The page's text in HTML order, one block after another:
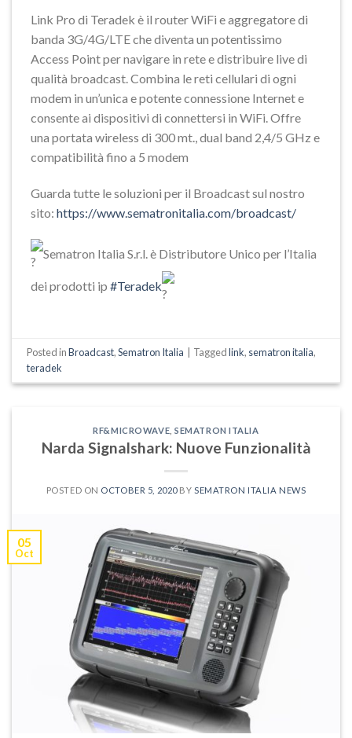
Link Pro di Teradek è il router WiFi e aggregatore di
banda 3G/4G/LTE che diventa un potentissimo
Access Point per navigare in rete e distribuire live di
qualità broadcast. Combina le reti cellulari di ogni
modem in un’unica e potente connessione Internet e
consente ai dispositivi di connettersi in WiFi. Offre
una portata wireless di 300 mt., dual band 2,4/5 GHz e
compatibilità fino a 5 modem
Guarda tutte le soluzioni per il Broadcast sul nostro
sito: https://www.sematronitalia.com/broadcast/
Sematron Italia S.r.l. è Distributore Unico per l’Italia
dei prodotti ip #Teradek
Posted inBroadcast,Sematron Italia Taggedlink, sematron italia,
teradek
RF&MICROWAVE ,SEMATRON ITALIA
Narda Signalshark: Nuove Funzionalità
POSTED ON OCTOBER 5, 2020BYSEMATRON ITALIA NEWS
05
Oct